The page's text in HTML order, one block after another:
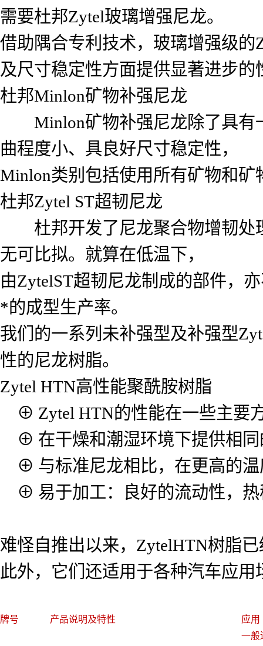
需要杜邦Zytel玻璃增强尼龙。
借助隅合专利技术，玻璃增强级
及尺寸稳定性方面提供显著进步的
杜邦Minlon矿物补强尼龙
Minlon矿物补强尼龙除了具有
曲程度小、具良好尺寸稳定性，
Minlon类别包括使用所有矿物和
杜邦Zytel ST超韧尼龙
杜邦开发了尼龙聚合物增韧处
无可比拟。就算在低温下，
由ZytelST超韧尼龙制成的部件，
*的成型生产率。
我们的一系列未补强型及补强型
性的尼龙树脂。
Zytel HTN高性能聚酰胺树脂
⊕ Zytel HTN的性能在一些主要
⊕ 在干燥和潮湿环境下提供相同
⊕ 与标准尼龙相比，在更高的温
⊕ 易于加工：良好的流动性，热
难怪自推出以来，ZytelHTN树脂
此外，它们还适用于各种汽车应
牌号 产品说明及特性 应用
一般